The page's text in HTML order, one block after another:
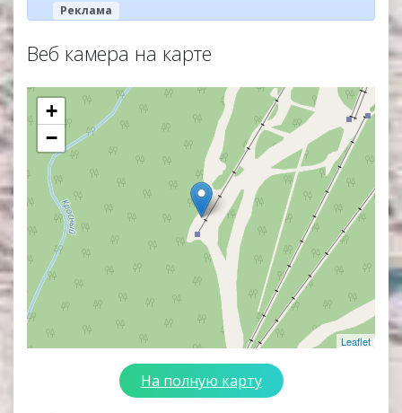
Реклама
Веб камера на карте
+
−
Leaflet
На полную карту